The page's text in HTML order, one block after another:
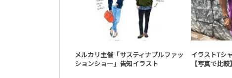
メルカリ主催「サスティナブルファッ
ションショー」告知イラスト
イラストTシ
【写真で比較】